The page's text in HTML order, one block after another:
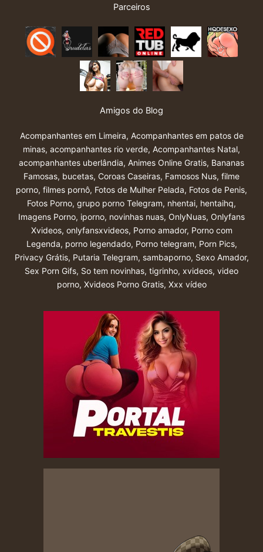
Parceiros
Amigos do Blog
Acompanhantes em Limeira, Acompanhantes em patos de
minas, acompanhantes rio verde, Acompanhantes Natal,
acompanhantes uberlândia, Animes Online Gratis, Bananas
Famosas, bucetas, Coroas Caseiras, Famosos Nus, filme
porno, filmes pornô, Fotos de Mulher Pelada, Fotos de Penis,
Fotos Porno, grupo porno Telegram, nhentai, hentaihq,
Imagens Porno, iporno, novinhas nuas, OnlyNuas, Onlyfans
Xvideos, onlyfansxvideos, Porno amador, Porno com
Legenda, porno legendado, Porno telegram, Porn Pics,
Privacy Grátis, Putaria Telegram, sambaporno, Sexo Amador,
Sex Porn Gifs, So tem novinhas, tigrinho, xvideos, video
porno, Xvideos Porno Gratis, Xxx vídeo